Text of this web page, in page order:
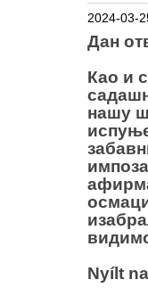
2024-03-
Дан
Као и
нашу
Nyílt